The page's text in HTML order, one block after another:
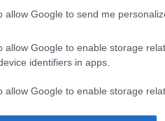
allow Google to send me
allow Google to enable storage
identifiers in apps.
allow Google to enable storage